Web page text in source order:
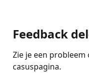
Feedback
Zie je een
casuspagina.